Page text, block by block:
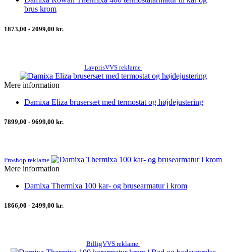
brus krom
1873,00 - 2099,00 kr.
LavprisVVS reklame
Mere information
Damixa Eliza brusersæt med termostat og højdejustering
7899,00 - 9699,00 kr.
Proshop reklame
Mere information
Damixa Thermixa 100 kar- og brusearmatur i krom
1866,00 - 2499,00 kr.
BilligVVS reklame